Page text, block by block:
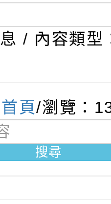
學人才庫
請教師
。
」全民
家庭教育
淘桃－祖
報電子檔
勵所屬同
學校、民
查照
敘部建置
重審後實
公立學校
園市孔廟
開 智慧
府家庭教
資訊」、
「祖孫樂
邁向下一
函以，有
務員留職
學115學
」核定一
國民及學
國小
/ 內容類型
頁/瀏覽：
搜尋